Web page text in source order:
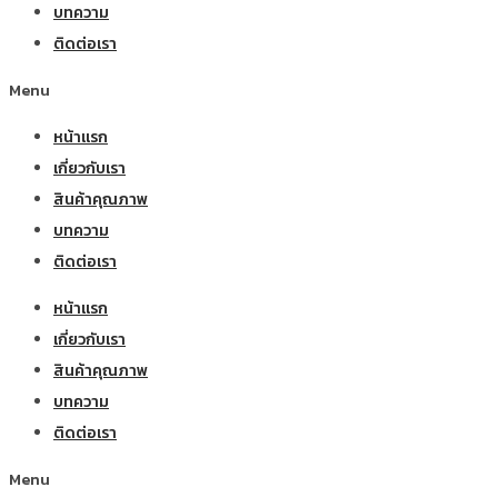
บทความ
ติดต่อเรา
Menu
หน้าแรก
เกี่ยวกับเรา
สินค้าคุณภาพ
บทความ
ติดต่อเรา
หน้าแรก
เกี่ยวกับเรา
สินค้าคุณภาพ
บทความ
ติดต่อเรา
Menu